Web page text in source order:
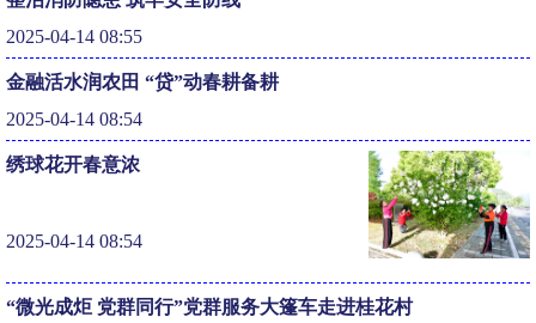
2025-04-14 08:55
金融活水润农田 “贷”动春耕备耕
2025-04-14 08:54
绣球花开春意浓
2025-04-14 08:54
“微光成炬 党群同行”党群服务大篷车走进桂花村